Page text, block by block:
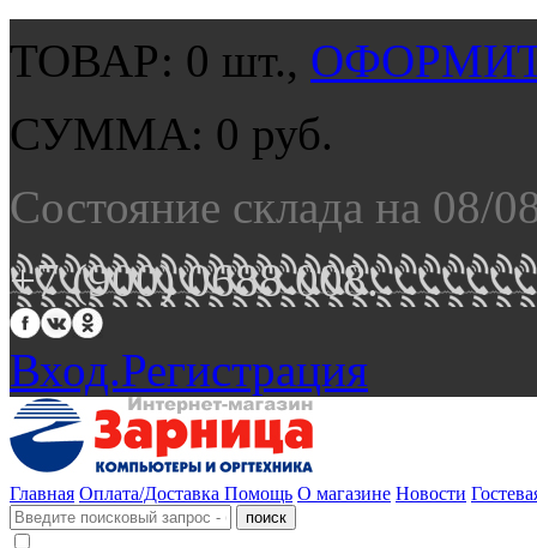
ТОВАР: 0 шт.,
СУММА: 0 руб.
Состояние склада на 08/
+7 (900) 0688 008.
Вход.Регистрация
Главная Оплата/Доставка Помощь О магазине Новости